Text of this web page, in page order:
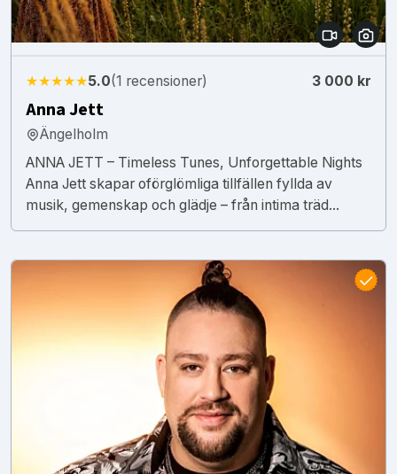
★★★★★5.0(1 recensioner) 3 000 kr
Anna Jett
Ängelholm
ANNA JETT – Timeless Tunes, Unforgettable Nights
Anna Jett skapar oförglömliga tillfällen fyllda av
musik, gemenskap och glädje – från intima träd...